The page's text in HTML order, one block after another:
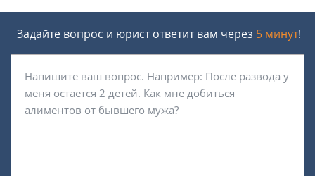
Задайте вопрос и юрист ответит вам через 5 минут!